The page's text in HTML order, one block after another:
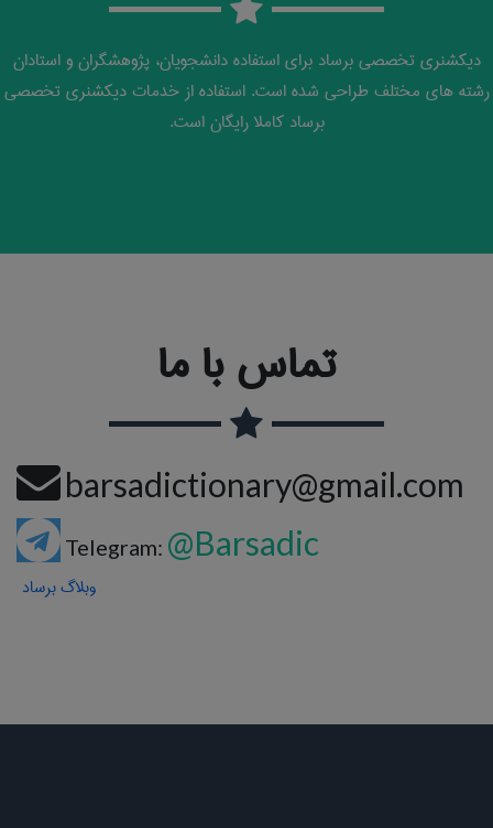
دیکشنری تخصصی برساد برای استفاده دانشجویان، پژوهشگران و استادان
رشته های مختلف طراحی شده است. استفاده از خدمات دیکشنری تخصصی
برساد کاملا رایگان است.
تماس با ما
barsadictionary@gmail.com
Telegram: @Barsadic
وبلاگ برساد